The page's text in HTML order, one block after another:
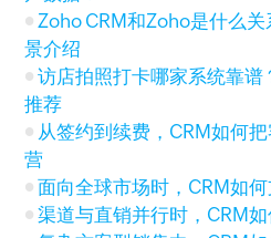
Zoho CRM和Zoho是什么
景介绍
访店拍照打卡哪家系统靠
推荐
从签约到续费，CRM如何
营
面向全球市场时，CRM如
渠道与直销并行时，CRM